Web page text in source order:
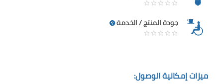
جودة المنتج / الخدمة
ميزات إمكانية الوصول: